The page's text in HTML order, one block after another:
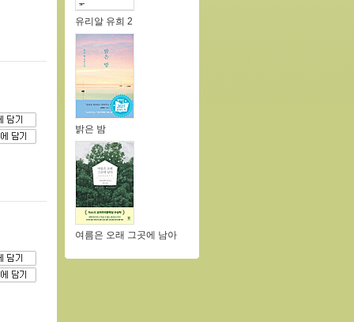
유리알 유희 2
밝은 밤
여름은 오래 그곳에 남아